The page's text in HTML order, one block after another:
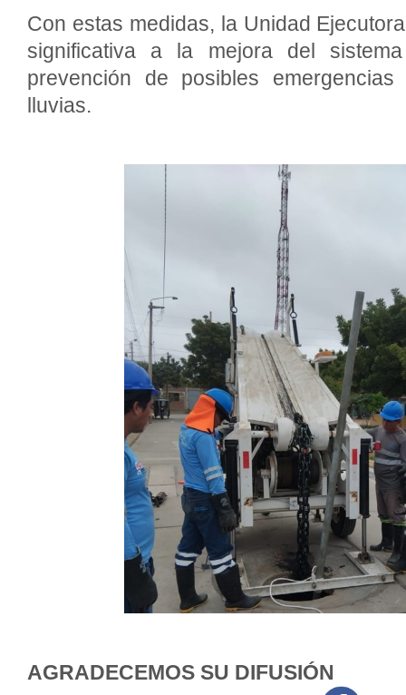
Con estas medidas, la Unidad
significativa a la mejora del
prevención de posibles
lluvias.
AGRADECEMOS SU DIFUSIÓN